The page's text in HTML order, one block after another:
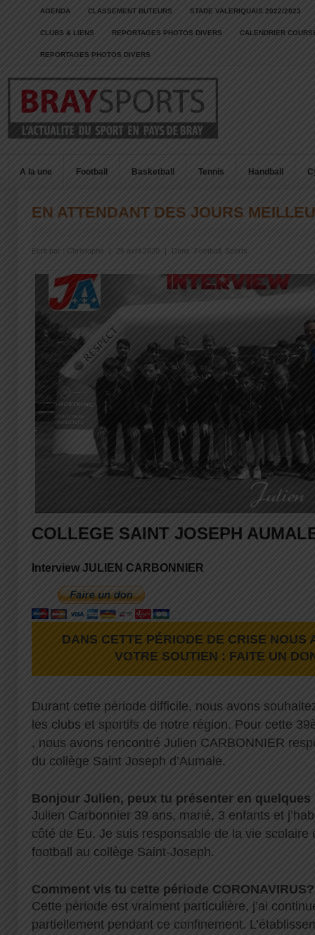
AGENDA CLASSEMENT BUTEURS STADE VALERIQUAIS 2022/2023
CLUBS & LIENS REPORTAGES PHOTOS DIVERS CALENDRIER
REPORTAGES PHOTOS DIVERS
A la une Football Basketball Tennis Handball
EN ATTENDANT DES JOURS
Écrit par : Christophe 26 avril 2020 Dans : Football Sports
COLLEGE SAINT JOSEPH
Interview JULIEN CARBONNIER
DANS CETTE PÉRIODE DE CRISE NOUS
VOTRE SOUTIEN : FAITE UN
Durant cette période difficile, nous avons
les clubs et sportifs de notre région. Pour cette
, nous avons rencontré Julien CARBONNIER
du collège Saint Joseph d’Aumale.
Bonjour Julien, peux tu présenter en quelques
Julien Carbonnier 39 ans, marié, 3 enfants et
côté de Eu. Je suis responsable de la vie scolaire
football au collège Saint-Joseph.
Comment vis tu cette période CORONAVIRUS?
Cette période est vraiment particulière, j’ai
partiellement pendant ce confinement.